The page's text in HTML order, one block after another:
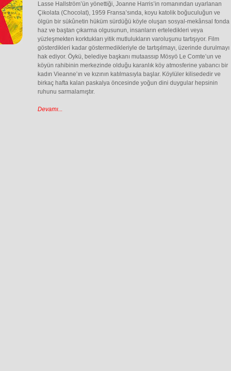
Lasse Hallström’ün yönettiği, Joanne Harris’in romanından uyarlanan
Çikolata (Chocolat), 1959 Fransa’sında, koyu katolik boğuculuğun ve
ölgün bir sükûnetin hüküm sürdüğü köyle oluşan sosyal-mekânsal fonda
haz ve baştan çıkarma olgusunun, insanların erteledikleri veya
yüzleşmekten korktukları yitik mutlulukların varoluşunu tartışıyor. Film
gösterdikleri kadar göstermedikleriyle de tartışılmayı, üzerinde durulmayı
hak ediyor. Öykü, belediye başkanı mutaassıp Mösyö Le Comte’un ve
köyün rahibinin merkezinde olduğu karanlık köy atmosferine yabancı bir
kadın Vieanne’ın ve kızının katılmasıyla başlar. Köylüler kilisededir ve
birkaç hafta kalan paskalya öncesinde yoğun dini duygular hepsinin
ruhunu sarmalamıştır.
Devamı...